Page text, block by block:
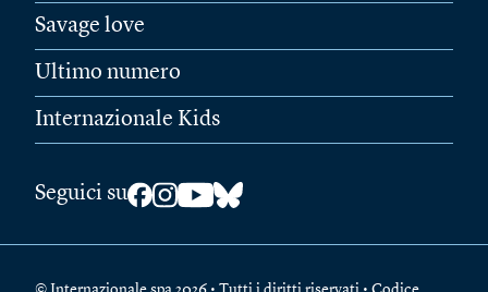
Savage love
Ultimo numero
Internazionale Kids
Seguici su